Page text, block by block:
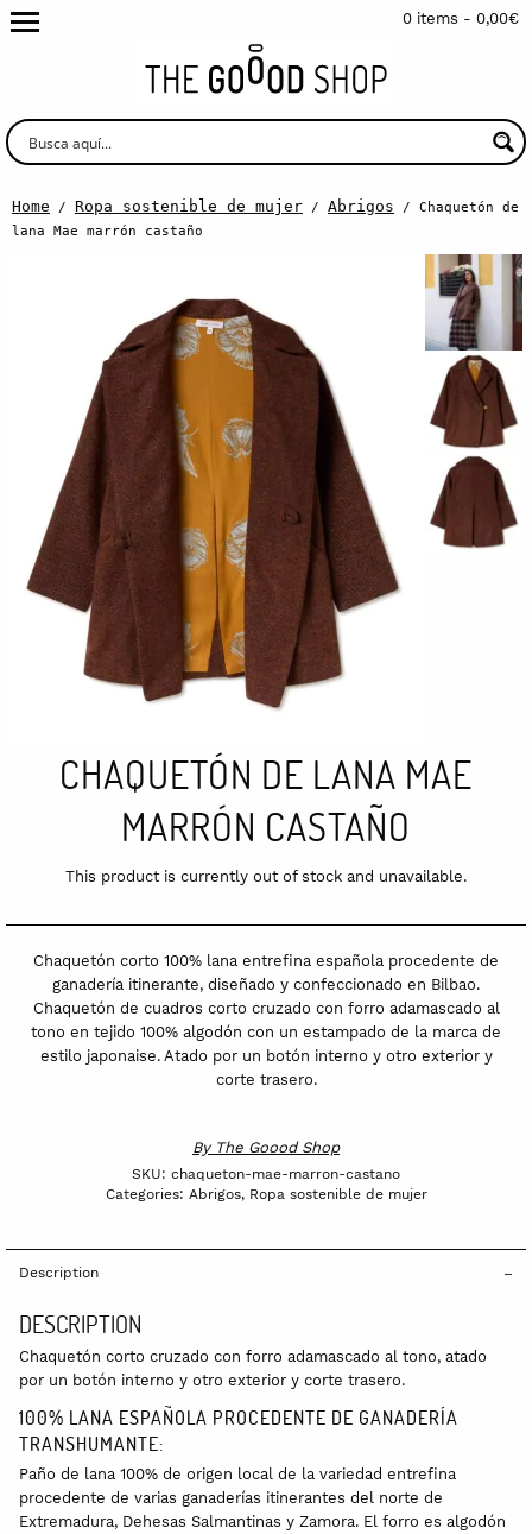
0 items - 0,00€
Home / Ropa sostenible de mujer / Abrigos / Chaquetón de
lana Mae marrón castaño
CHAQUETÓN DE LANA MAE
MARRÓN CASTAÑO
This product is currently out of stock and unavailable.
Chaquetón corto 100% lana entrefina española procedente de
ganadería itinerante, diseñado y confeccionado en Bilbao.
Chaquetón de cuadros corto cruzado con forro adamascado al
tono en tejido 100% algodón con un estampado de la marca de
estilo japonaise. Atado por un botón interno y otro exterior y
corte trasero.
By The Goood Shop
SKU: chaqueton-mae-marron-castano
Categories: Abrigos, Ropa sostenible de mujer
Description
DESCRIPTION
Chaquetón corto cruzado con forro adamascado al tono, atado
por un botón interno y otro exterior y corte trasero.
100% LANA ESPAÑOLA PROCEDENTE DE GANADERÍA
TRANSHUMANTE:
Paño de lana 100% de origen local de la variedad entrefina
procedente de varias ganaderías itinerantes del norte de
Extremadura, Dehesas Salmantinas y Zamora. El forro es algodón